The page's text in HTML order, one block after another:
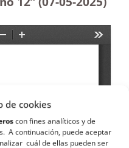
de cookies
con fines analíticos y de
A continuación, puede aceptar
cuál de ellas pueden ser